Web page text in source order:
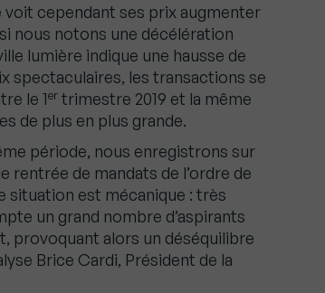
cependant ses prix augmenter
nous notons une décélération
lumière indique une hausse de
spectaculaires, les transactions se
le 1er trimestre 2019 et la même
de plus en plus grande.
période, nous enregistrons sur
rentrée de mandats de l’ordre de
situation est mécanique : très
un grand nombre d’aspirants
provoquant alors un déséquilibre
Brice Cardi, Président de la